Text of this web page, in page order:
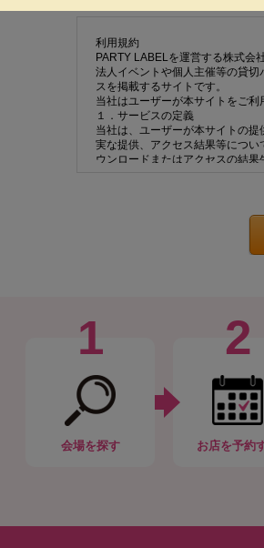
利用規約
PARTY LABELを運営する株式会
法人イベントや個人主催等の貸
スを掲載するサイトです。
当社はユーザーが本サイトをご利
１．サービスの定義
当社は、ユーザーが本サイトの
実な提供、アクセス結果等につ
ウンロードまたはアクセスの結果
一取引に関してトラブルが生じ
その為、取扱い商品やサービス
わないものとします。また、ウ
ピュータ・ウィルス等の有害な
当社はユーザー及びサービス提
り責任を負うものではありません。
個人情報の利用の目的はお問合せ
当社のプライバシーポリシーに
ユーザーが利用する会場や商品提
が、それ以外の第三者へ情報を公
また、サービスの提供に必要な
は弁護士会から法律に基づく正
また、ユーザーの違反行為によ
1
会場を探す
2
お店を予約